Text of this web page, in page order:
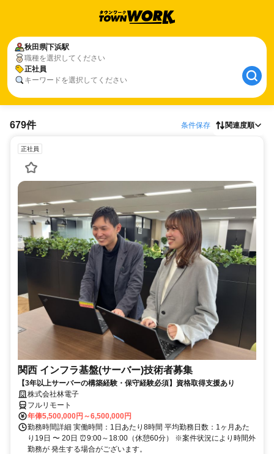
秋田県下浜駅
職種を選択してください
正社員
キーワードを選択してください
679件 条件保存 関連度順
正社員
関西 インフラ基盤(サーバー)技術者募集
【3年以上サーバーの構築経験・保守経験必須】資格取得支援あり
株式会社林電子
フルリモート
年俸5,500,000円～6,500,000円
勤務時間詳細 実働時間：1日あたり8時間 平均勤務日数：1ヶ月あた
り19日 〜 20日 ⏰9:00～18:00（休憩60分） ※案件状況により時間外
勤務が 発生する場合がございます。